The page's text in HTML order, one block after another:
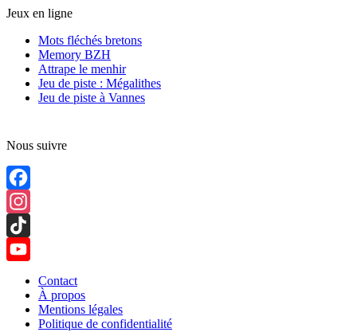
Jeux en ligne
Mots fléchés bretons
Memory BZH
Attrape le menhir
Jeu de piste : Mégalithes
Jeu de piste à Vannes
Nous suivre
Facebook
Instagram
TikTok
YouTube
Channel
Contact
À propos
Mentions légales
Politique de confidentialité